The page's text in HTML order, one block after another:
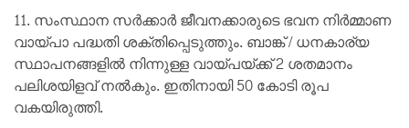
11. സംസ്ഥാന സർക്കാർ ജീവനക്കാരുടെ ഭവന നിർമ്മാണ
വായ്പാ പദ്ധതി ശക്തിപ്പെടുത്തും. ബാങ്ക് / ധനകാര്യ
സ്ഥാപനങ്ങളിൽ നിന്നുള്ള വായ്പയ്ക്ക് 2 ശതമാനം
പലിശയിളവ് നൽകും. ഇതിനായി 50 കോടി രൂപ
വകയിരുത്തി.